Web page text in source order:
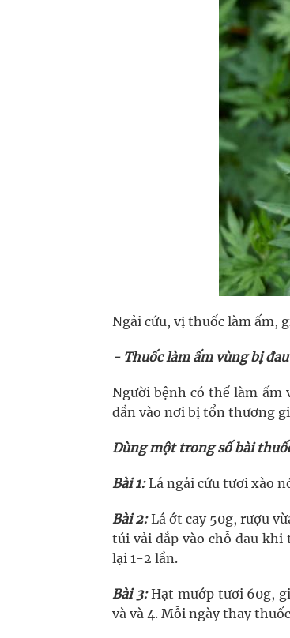
Ngải cứu, vị thuốc làm ấm,
- Thuốc làm ấm vùng bị đau
Người bệnh có thể làm ấm
dần vào nơi bị tổn thương
Dùng một trong số bài
Bài 1:Lá ngải cứu tươi xào
Bài 2:Lá ớt cay 50g, rượu
túi vải đắp vào chỗ đau
lại 1-2 lần.
Bài 3:Hạt mướp tươi 60g,
và và 4. Mỗi ngày thay